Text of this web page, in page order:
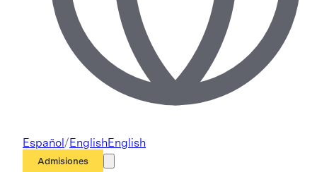
Español/EnglishEnglish
Admisiones